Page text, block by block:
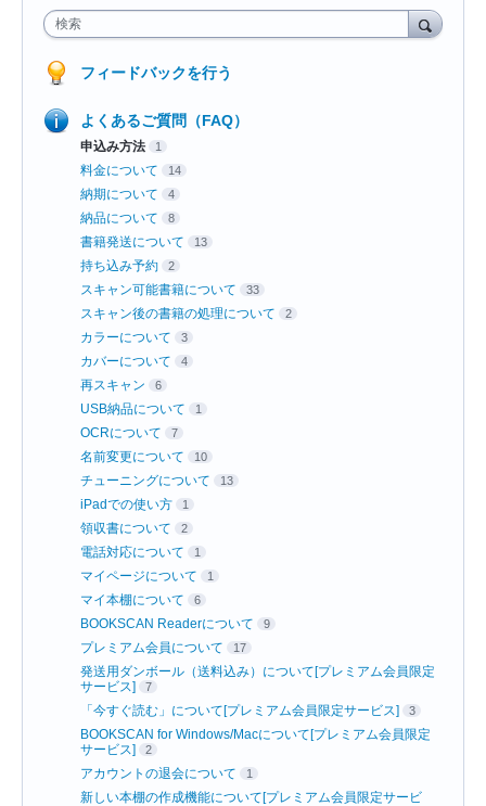
検索
フィードバックを行う
よくあるご質問（FAQ）
申込み方法 1
料金について 14
納期について 4
納品について 8
書籍発送について 13
持ち込み予約 2
スキャン可能書籍について 33
スキャン後の書籍の処理について 2
カラーについて 3
カバーについて 4
再スキャン 6
USB納品について 1
OCRについて 7
名前変更について 10
チューニングについて 13
iPadでの使い方 1
領収書について 2
電話対応について 1
マイページについて 1
マイ本棚について 6
BOOKSCAN Readerについて 9
プレミアム会員について 17
発送用ダンボール（送料込み）について[プレミアム会員限定
サービス]
7
「今すぐ読む」について[プレミアム会員限定サービス] 3
BOOKSCAN for Windows/Macについて[プレミアム会員限定
サービス]
2
アカウントの退会について 1
新しい本棚の作成機能について[プレミアム会員限定サービ